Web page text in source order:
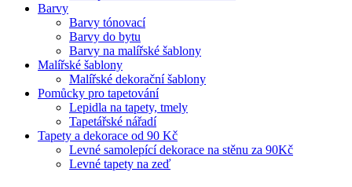
Barvy
Barvy tónovací
Barvy do bytu
Barvy na malířské šablony
Malířské šablony
Malířské dekorační šablony
Pomůcky pro tapetování
Lepidla na tapety, tmely
Tapetářské nářadí
Tapety a dekorace od 90 Kč
Levné samolepící dekorace na stěnu za 90Kč
Levné tapety na zeď